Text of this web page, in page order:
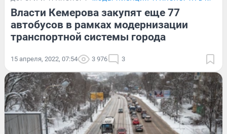
Власти Кемерова закупят еще 77
автобусов в рамках модернизации
транспортной системы города
15 апреля, 2022, 07:54 3 976 3